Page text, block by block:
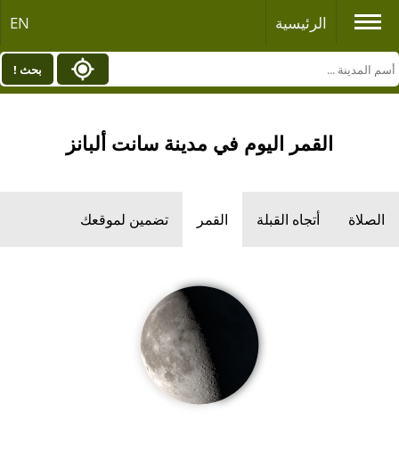
الرئيسية EN
بحث !
القمر اليوم في مدينة سانت ألبانز
الصلاة أتجاه القبلة القمر تضمين لموقعك